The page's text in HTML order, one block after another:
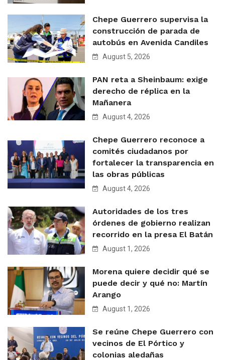
Chepe Guerrero supervisa la
construcción de parada de
autobús en Avenida Candiles
August 5, 2026
PAN reta a Sheinbaum: exige
derecho de réplica en la
Mañanera
August 4, 2026
Chepe Guerrero reconoce a
comités ciudadanos por
fortalecer la transparencia en
las obras públicas
August 4, 2026
Autoridades de los tres
órdenes de gobierno realizan
recorrido en la presa El Batán
August 1, 2026
Morena quiere decidir qué se
puede decir y qué no: Martín
Arango
August 1, 2026
Se reúne Chepe Guerrero con
vecinos de El Pórtico y
colonias aledañas